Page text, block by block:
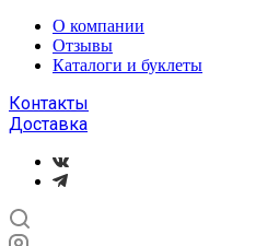
О компании
Отзывы
Каталоги и буклеты
Контакты
Доставка